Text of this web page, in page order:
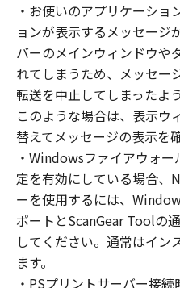
は一部を修正、改変、
ブル、その他リバース
ことはできません。ま
為をさせてはなりませ
３．著作権表示
お客様は、「本ソフト
ノンまたはキヤノンの
示を変更し、除去しも
せん。
４．所有権
「本ソフトウェア」に
は、その内容によりキ
・お使いのアプリケーショ
ョンが表示するメッセー
バーのメインウィンドウや
れてしまうため、メッセー
転送を中止してしまったよ
このような場合は、表示ウ
替えてメッセージの表示を
・Windowsファイアウォ
定を有効にしている場合、
ーを使用するには、
ポートとScanGear Toolの
してください。通常はイン
ます。
・PSプリントサーバー接